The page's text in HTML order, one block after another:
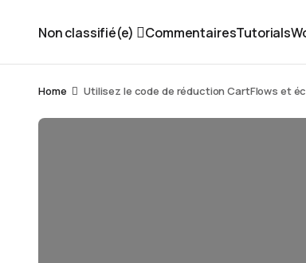
Non classifié(e) CommentairesTutorials
Home Utilisez le code de réduction CartFlows et